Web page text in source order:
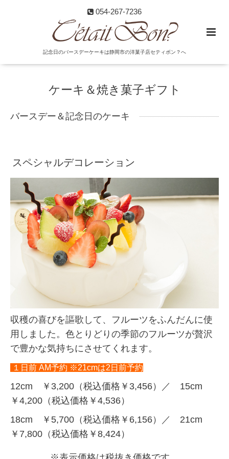
054-267-7236
記念日のバースデーケーキは静岡市の洋菓子店セティボン？へ
ケーキ＆焼き菓子ギフト
バースデー＆記念日のケーキ
スペシャルデコレーション
収穫の喜びを謳歌して、フルーツをふんだんに使
用しました。色とりどりの季節のフルーツが贅沢
で豊かな気持ちにさせてくれます。
１日前 AM予約 ※21cmは2日前予約
12cm ￥3,200（税込価格￥3,456）／ 15cm
￥4,200（税込価格￥4,536）
18cm ￥5,700（税込価格￥6,156）／ 21cm
￥7,800（税込価格￥8,424）